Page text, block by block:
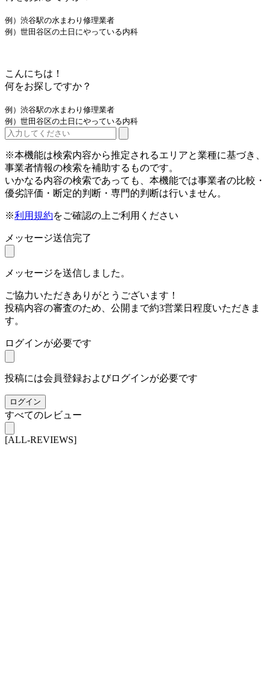
例）渋谷駅の水まわり修理業者
例）世田谷区の土日にやっている内科
こんにちは！
何をお探しですか？
例）渋谷駅の水まわり修理業者
例）世田谷区の土日にやっている内科
※本機能は検索内容から推定されるエリアと業種に基づき、
事業者情報の検索を補助するものです。
いかなる内容の検索であっても、本機能では事業者の比較・
優劣評価・断定的判断・専門的判断は行いません。
※利用規約をご確認の上ご利用ください
メッセージ送信完了
メッセージを送信しました。
ご協力いただきありがとうございます！
投稿内容の審査のため、公開まで約3営業日程度いただきま
す。
ログインが必要です
投稿には会員登録およびログインが必要です
ログイン
すべてのレビュー
[ALL-REVIEWS]